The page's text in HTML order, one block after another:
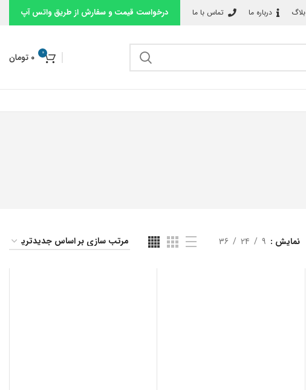
بلاگ درباره ما تماس با ما درخواست قیمت و سفارش از طریق واتس آپ
0 ۰ تومان
نمایش 9
24
36